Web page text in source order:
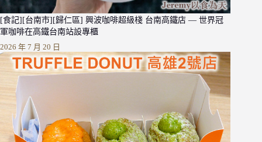
[食記][台南市][歸仁區] 興波咖啡超級棧 台南高鐵店 — 世界冠
軍咖啡在高鐵台南站設專櫃
2026 年 7 月 20 日